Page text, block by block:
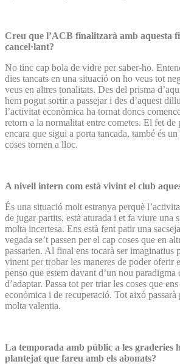
Creu que l’ACB finalitzarà amb aquesta
cancel·lant?
No tinc cap bola de vidre per saber-ho.
dies tancats en una situació on ho veus tot
veus en altres tonalitats. Des del prisma
hem pogut sortir a passejar i des d’aquest
l’activitat econòmica ha tornat doncs
retorn a la normalitat entre cometes. El fet de
encara que sigui a porta tancada, també és
coses tornen a lloc.
A nivell intern com està vivint el club
És una situació molt estranya perquè
de jugar partits, està aturada i et fa viure
molta incertesa. Ens està fent patir una
vegada se’t passen per el cap coses que en
passarien. Al final ens tocarà ser imaginatius
vinent per trobar les maneres de poder oferir
penso que estem davant d’un nou paradigma
d’adaptar. Passa tot per triar les coses que
econòmica i de recuperació. Tot això passarà
molta valentia.
La temporada amb públic a les graderies
plantejat que fareu amb els abonats?